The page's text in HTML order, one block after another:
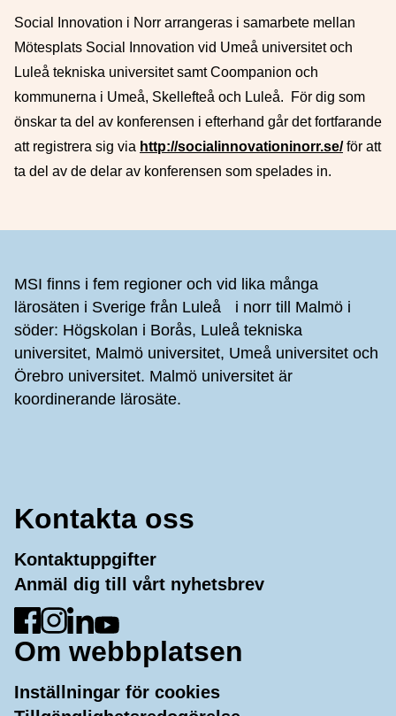
Social Innovation i Norr arrangeras i samarbete mellan
Mötesplats Social Innovation vid Umeå universitet och
Luleå tekniska universitet samt Coompanion och
kommunerna i Umeå, Skellefteå och Luleå. För dig som
önskar ta del av konferensen i efterhand går det fortfarande
att registrera sig via http://socialinnovationinorr.se/för att
ta del av de delar av konferensen som spelades in.
MSI finns i fem regioner och vid lika många
lärosäten i Sverige från Luleå i norr till Malmö i
söder: Högskolan i Borås, Luleå tekniska
universitet, Malmö universitet, Umeå universitet och
Örebro universitet. Malmö universitet är
koordinerande lärosäte.
Kontakta oss
Kontaktuppgifter
Anmäl dig till vårt nyhetsbrev
Gå till Facebook
Gå till Instagram
Gå till LinkedIn
Gå till YouTube
Om webbplatsen
Inställningar för cookies